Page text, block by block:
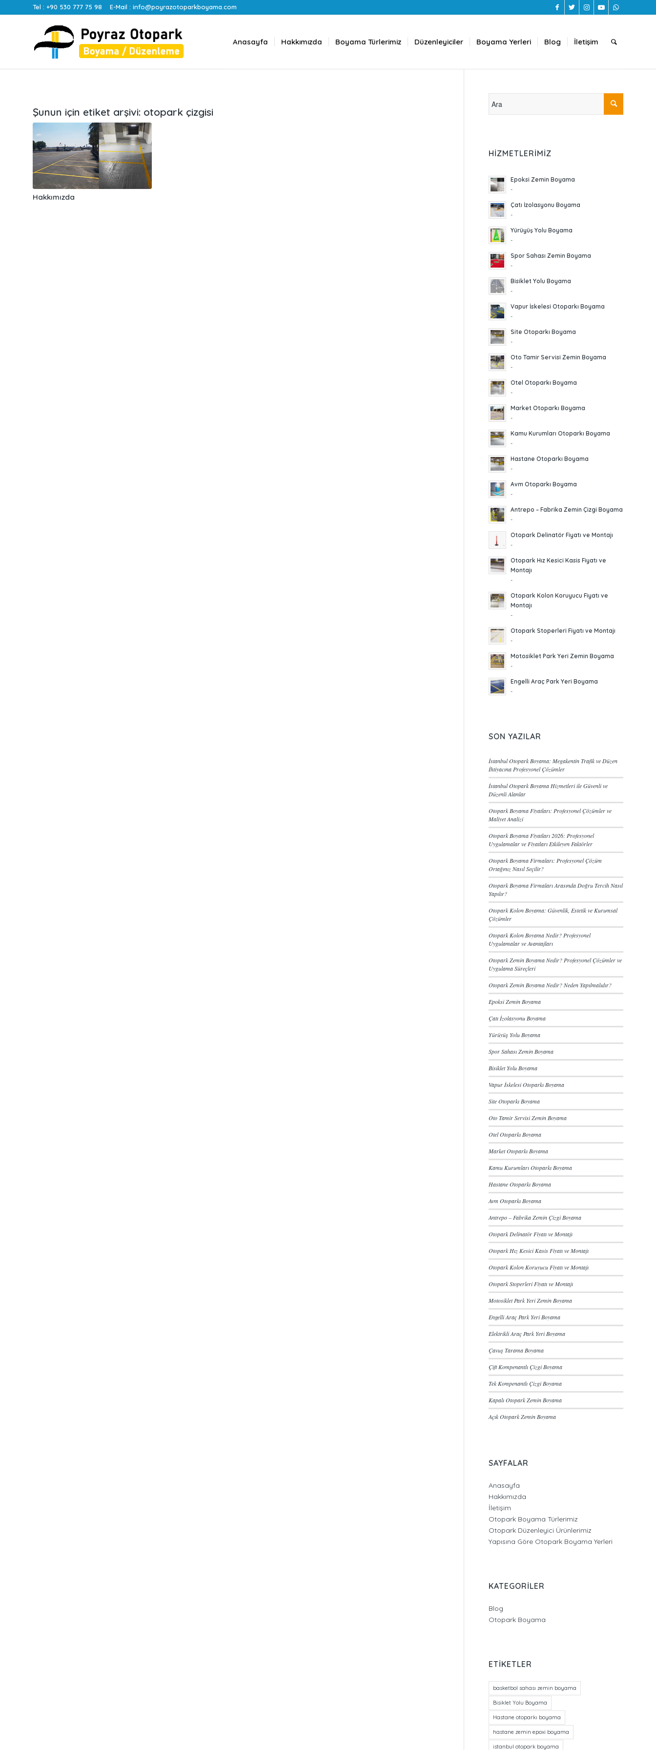
Tel : +90 530 777 75 98 E-Mail : info@poyrazotoparkboyama.com
Anasayfa Hakkımızda Boyama Türlerimiz Düzenleyiciler Boyama Yerleri Blog İletişim
Şunun için etiket arşivi: otopark çizgisi
Hakkımızda
HIZMETLERIMIZ
Epoksi Zemin Boyama
-
Çatı İzolasyonu Boyama
-
Yürüyüş Yolu Boyama
-
Spor Sahası Zemin Boyama
-
Bisiklet Yolu Boyama
-
Vapur İskelesi Otoparkı Boyama
-
Site Otoparkı Boyama
-
Oto Tamir Servisi Zemin Boyama
-
Otel Otoparkı Boyama
-
Market Otoparkı Boyama
-
Kamu Kurumları Otoparkı Boyama
-
Hastane Otoparkı Boyama
-
Avm Otoparkı Boyama
-
Antrepo – Fabrika Zemin Çizgi Boyama
-
Otopark Delinatör Fiyatı ve Montajı
-
Otopark Hız Kesici Kasis Fiyatı ve
Montajı
-
Otopark Kolon Koruyucu Fiyatı ve
Montajı
-
Otopark Stoperleri Fiyatı ve Montajı
-
Motosiklet Park Yeri Zemin Boyama
-
Engelli Araç Park Yeri Boyama
-
SON YAZILAR
İstanbul Otopark Boyama: Megakentin Trafik ve Düzen
İhtiyacına Profesyonel Çözümler
İstanbul Otopark Boyama Hizmetleri ile Güvenli ve
Düzenli Alanlar
Otopark Boyama Fiyatları: Profesyonel Çözümler ve
Maliyet Analizi
Otopark Boyama Fiyatları 2026: Profesyonel
Uygulamalar ve Fiyatları Etkileyen Faktörler
Otopark Boyama Firmaları: Profesyonel Çözüm
Ortağınız Nasıl Seçilir?
Otopark Boyama Firmaları Arasında Doğru Tercih Nasıl
Yapılır?
Otopark Kolon Boyama: Güvenlik, Estetik ve Kurumsal
Çözümler
Otopark Kolon Boyama Nedir? Profesyonel
Uygulamalar ve Avantajları
Otopark Zemin Boyama Nedir? Profesyonel Çözümler ve
Uygulama Süreçleri
Otopark Zemin Boyama Nedir? Neden Yapılmalıdır?
Epoksi Zemin Boyama
Çatı İzolasyonu Boyama
Yürüyüş Yolu Boyama
Spor Sahası Zemin Boyama
Bisiklet Yolu Boyama
Vapur İskelesi Otoparkı Boyama
Site Otoparkı Boyama
Oto Tamir Servisi Zemin Boyama
Otel Otoparkı Boyama
Market Otoparkı Boyama
Kamu Kurumları Otoparkı Boyama
Hastane Otoparkı Boyama
Avm Otoparkı Boyama
Antrepo – Fabrika Zemin Çizgi Boyama
Otopark Delinatör Fiyatı ve Montajı
Otopark Hız Kesici Kasis Fiyatı ve Montajı
Otopark Kolon Koruyucu Fiyatı ve Montajı
Otopark Stoperleri Fiyatı ve Montajı
Motosiklet Park Yeri Zemin Boyama
Engelli Araç Park Yeri Boyama
Elektrikli Araç Park Yeri Boyama
Çavuş Tarama Boyama
Çift Kompenantlı Çizgi Boyama
Tek Kompenantlı Çizgi Boyama
Kapalı Otopark Zemin Boyama
Açık Otopark Zemin Boyama
SAYFALAR
Anasayfa
Hakkımızda
İletişim
Otopark Boyama Türlerimiz
Otopark Düzenleyici Ürünlerimiz
Yapısına Göre Otopark Boyama Yerleri
KATEGORILER
Blog
Otopark Boyama
ETIKETLER
basketbol sahası zemin boyama
Bisiklet Yolu Boyama
Hastane otoparkı boyama
hastane zemin epoxi boyama
istanbul otopark boyama